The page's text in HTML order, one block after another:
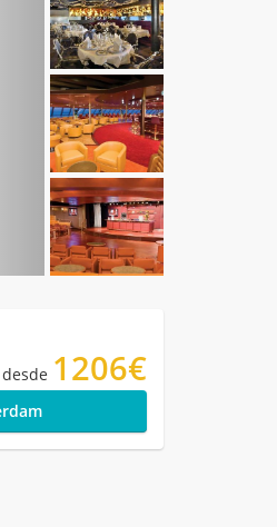
desde 1206€